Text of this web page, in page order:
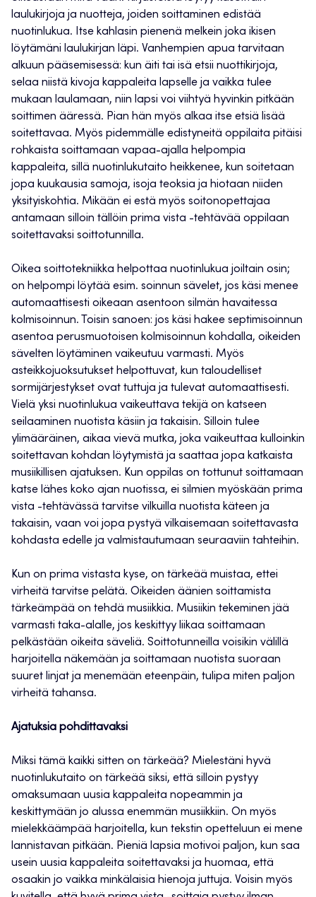
laulukirjoja ja nuotteja, joiden soittaminen edistää
nuotinlukua. Itse kahlasin pienenä melkein joka ikisen
löytämäni laulukirjan läpi. Vanhempien apua tarvitaan
alkuun pääsemisessä: kun äiti tai isä etsii nuottikirjoja,
selaa niistä kivoja kappaleita lapselle ja vaikka tulee
mukaan laulamaan, niin lapsi voi viihtyä hyvinkin pitkään
soittimen ääressä. Pian hän myös alkaa itse etsiä lisää
soitettavaa. Myös pidemmälle edistyneitä oppilaita pitäisi
rohkaista soittamaan vapaa-ajalla helpompia
kappaleita, sillä nuotinlukutaito heikkenee, kun soitetaan
jopa kuukausia samoja, isoja teoksia ja hiotaan niiden
yksityiskohtia. Mikään ei estä myös soitonopettajaa
antamaan silloin tällöin prima vista -tehtävää oppilaan
soitettavaksi soittotunnilla.
Oikea soittotekniikka helpottaa nuotinlukua joiltain osin;
on helpompi löytää esim. soinnun sävelet, jos käsi menee
automaattisesti oikeaan asentoon silmän havaitessa
kolmisoinnun. Toisin sanoen: jos käsi hakee septimisoinnun
asentoa perusmuotoisen kolmisoinnun kohdalla, oikeiden
sävelten löytäminen vaikeutuu varmasti. Myös
asteikkojuoksutukset helpottuvat, kun taloudelliset
sormijärjestykset ovat tuttuja ja tulevat automaattisesti.
Vielä yksi nuotinlukua vaikeuttava tekijä on katseen
seilaaminen nuotista käsiin ja takaisin. Silloin tulee
ylimääräinen, aikaa vievä mutka, joka vaikeuttaa kulloinkin
soitettavan kohdan löytymistä ja saattaa jopa katkaista
musiikillisen ajatuksen. Kun oppilas on tottunut soittamaan
katse lähes koko ajan nuotissa, ei silmien myöskään prima
vista -tehtävässä tarvitse vilkuilla nuotista käteen ja
takaisin, vaan voi jopa pystyä vilkaisemaan soitettavasta
kohdasta edelle ja valmistautumaan seuraaviin tahteihin.
Kun on prima vistasta kyse, on tärkeää muistaa, ettei
virheitä tarvitse pelätä. Oikeiden äänien soittamista
tärkeämpää on tehdä musiikkia. Musiikin tekeminen jää
varmasti taka-alalle, jos keskittyy liikaa soittamaan
pelkästään oikeita säveliä. Soittotunneilla voisikin välillä
harjoitella näkemään ja soittamaan nuotista suoraan
suuret linjat ja menemään eteenpäin, tulipa miten paljon
virheitä tahansa.
Ajatuksia pohdittavaksi
Miksi tämä kaikki sitten on tärkeää? Mielestäni hyvä
nuotinlukutaito on tärkeää siksi, että silloin pystyy
omaksumaan uusia kappaleita nopeammin ja
keskittymään jo alussa enemmän musiikkiin. On myös
mielekkäämpää harjoitella, kun tekstin opetteluun ei mene
lannistavan pitkään. Pieniä lapsia motivoi paljon, kun saa
usein uusia kappaleita soitettavaksi ja huomaa, että
osaakin jo vaikka minkälaisia hienoja juttuja. Voisin myös